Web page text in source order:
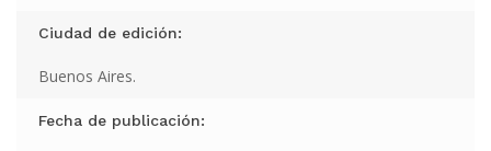
Ciudad de edición:
Buenos Aires.
Fecha de publicación: